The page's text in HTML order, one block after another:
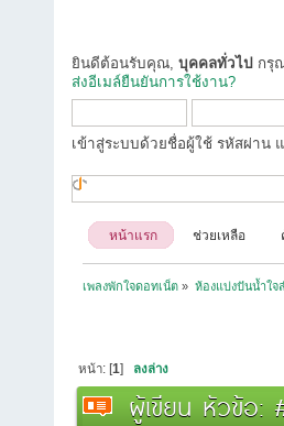
ยินดีต้อนรับคุณ, บุคคลทั่วไป กรุ
ส่งอีเมล์ยืนยันการใช้งาน?
เข้าสู่ระบบด้วยชื่อผู้ใช้ รหัสผ่าน
หน้าแรก ช่วยเหลือ
เพลงพักใจดอทเน็ต » ห้องแบ่งปันน้ำใจ
หน้า: [1] ลงล่าง
ผู้เขียน หัวข้อ: